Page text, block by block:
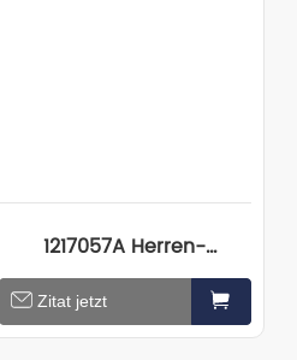
1217057A Herren-
Strickpullover (Paarlook)
Zitat jetzt